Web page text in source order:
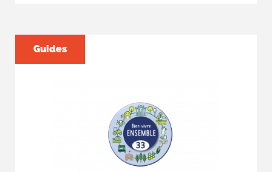
Guides